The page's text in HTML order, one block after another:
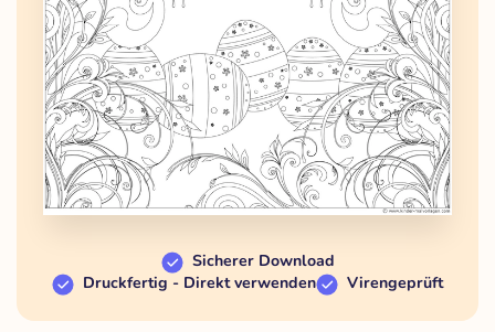
Sicherer Download
Druckfertig - Direkt verwenden
Virengeprüft